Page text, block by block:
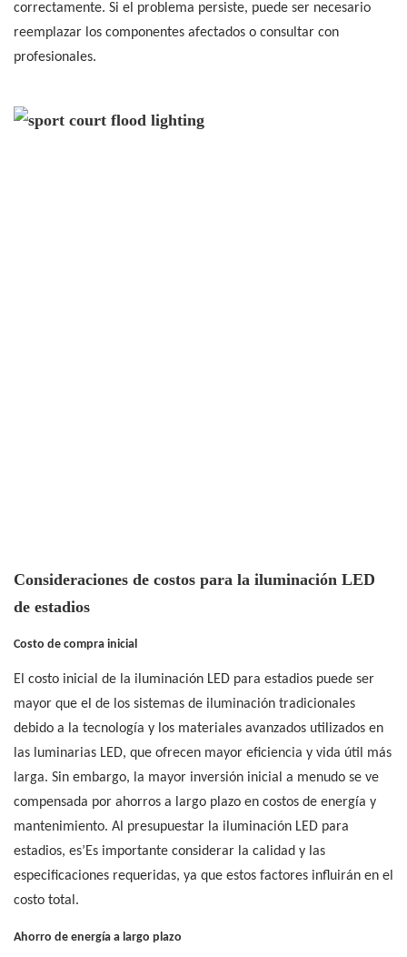
correctamente. Si el problema persiste, puede ser necesario
reemplazar los componentes afectados o consultar con
profesionales.
Consideraciones de costos para la iluminación LED
de estadios
Costo de compra inicial
El costo inicial de la iluminación LED para estadios puede ser
mayor que el de los sistemas de iluminación tradicionales
debido a la tecnología y los materiales avanzados utilizados en
las luminarias LED, que ofrecen mayor eficiencia y vida útil más
larga. Sin embargo, la mayor inversión inicial a menudo se ve
compensada por ahorros a largo plazo en costos de energía y
mantenimiento. Al presupuestar la iluminación LED para
estadios, es’Es importante considerar la calidad y las
especificaciones requeridas, ya que estos factores influirán en el
costo total.
Ahorro de energía a largo plazo